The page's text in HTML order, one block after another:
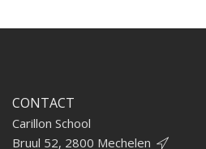
CONTACT
Carillon School
Bruul 52, 2800 Mechelen